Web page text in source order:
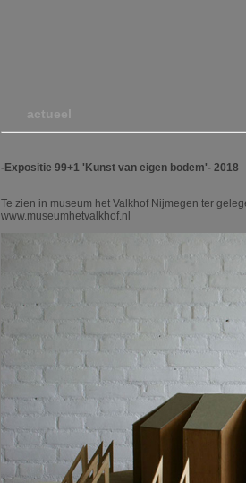
actueel
-Expositie 99+1 'Kunst van eigen bodem'- 2018
Te zien in museum het Valkhof Nijmegen ter
www.museumhetvalkhof.nl